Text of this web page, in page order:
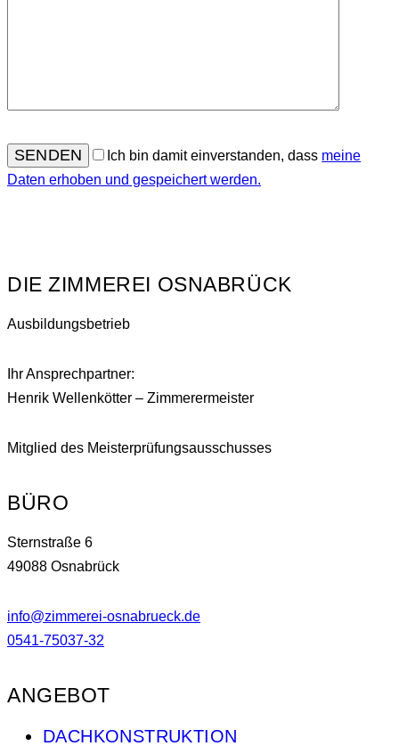
Ich bin damit einverstanden, dass meine
Daten erhoben und gespeichert werden.
DIE ZIMMEREI OSNABRÜCK
Ausbildungsbetrieb
Ihr Ansprechpartner:
Henrik Wellenkötter – Zimmerermeister
Mitglied des Meisterprüfungsausschusses
BÜRO
Sternstraße 6
49088 Osnabrück
info@zimmerei-osnabrueck.de
0541-75037-32
ANGEBOT
DACHKONSTRUKTION